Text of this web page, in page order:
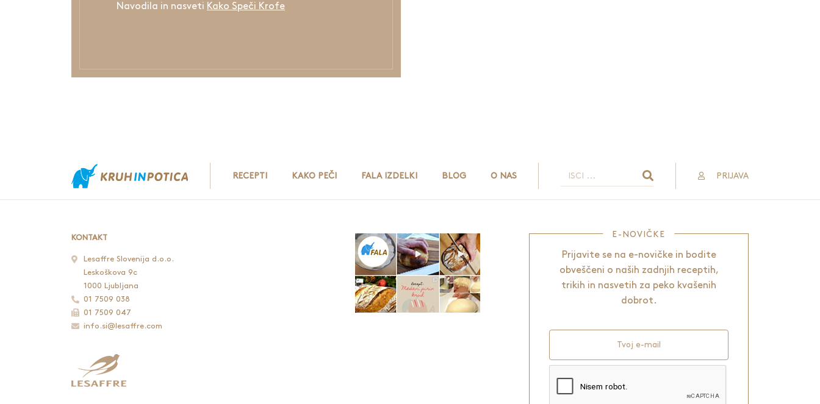
Navodila in nasveti Kako Speči Krofe
RECEPTI KAKO PEČI FALA IZDELKI BLOG O NAS PRIJAVA
KONTAKT
Lesaffre Slovenija d.o.o.
Leskoškova 9c
1000 Ljubljana
01 7509 038
01 7509 047
info.si@lesaffre.com
E-NOVIČKE
Prijavite se na e-novičke in bodite
obveščeni o naših zadnjih receptih,
trikih in nasvetih za peko kvašenih
dobrot.
Tvoj e-mail